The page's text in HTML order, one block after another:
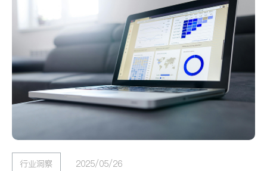
行业洞察 2025/05/26